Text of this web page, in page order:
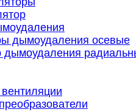
дымоудаления осевые
дымоудаления